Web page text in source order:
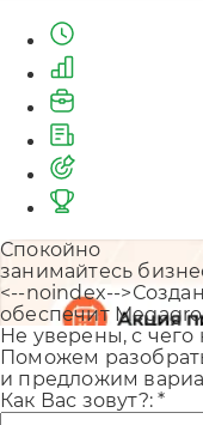
+7 (343) 226-
Спокойно
занимайтесь
<--noindex--
обеспечит
Не уверены, с чего
Поможем
и предложим
Как Вас зовут?:*